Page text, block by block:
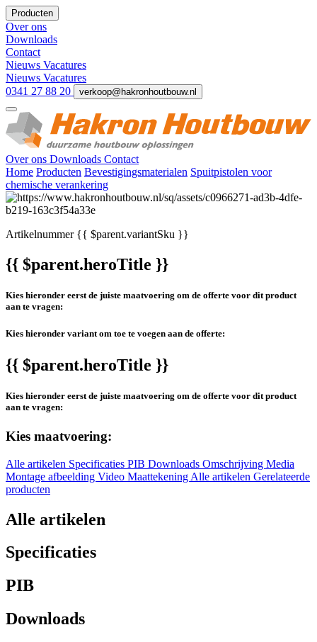
Producten
Over ons
Downloads
Contact
Nieuws Vacatures
Nieuws Vacatures
0341 27 88 20
verkoop@hakronhoutbouw.nl
Over ons Downloads Contact
Home Producten Bevestigingsmaterialen Spuitpistolen voor
chemische verankering
Artikelnummer{{ $parent.variantSku }}
{{ $parent.heroTitle }}
Kies hieronder eerst de juiste maatvoering om de offerte voor dit product
aan te vragen:
Kies hieronder variant om toe te voegen aan de offerte:
{{ $parent.heroTitle }}
Kies hieronder eerst de juiste maatvoering om de offerte voor dit product
aan te vragen:
Kies maatvoering:
Alle artikelen Specificaties PIB Downloads Omschrijving Media
Montage afbeelding Video Maattekening Alle artikelen Gerelateerde
producten
Alle artikelen
Specificaties
PIB
Downloads